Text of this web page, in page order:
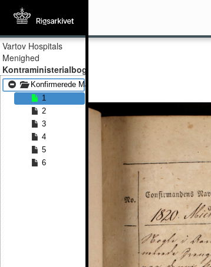
Vartov Hospitals
Menighed
Kontraministerialbog
Konfirmerede Mænd 1820 - Konfirmerede Mænd 1826
1
2
3
4
5
6